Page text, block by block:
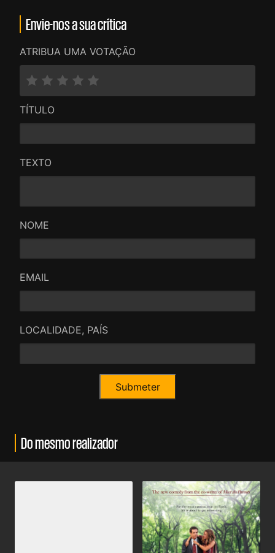
Envie-nos a sua crítica
ATRIBUA UMA VOTAÇÃO
TÍTULO
TEXTO
NOME
EMAIL
LOCALIDADE, PAÍS
Do mesmo realizador